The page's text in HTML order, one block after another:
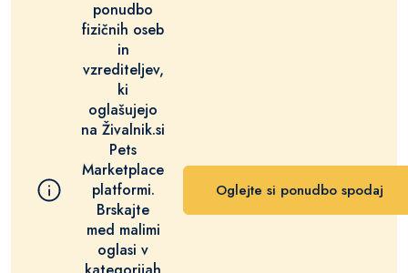
ponudbo
fizičnih oseb
in
vzrediteljev,
ki
oglašujejo
na Živalnik.si
Pets
Marketplace
platformi.
Brskajte
med malimi
oglasi v
Oglejte si ponudbo spodaj